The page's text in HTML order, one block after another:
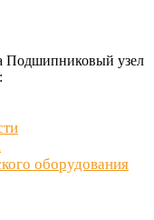
оборудования
Подшипниковый узел